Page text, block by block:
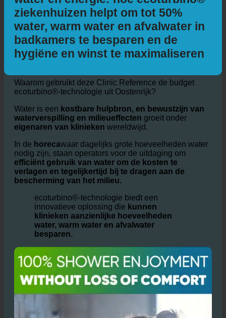
Klinieken en duurzaamheid van
water en energie: hoe ecoturbino®
ziekenhuizen helpt om tot 50%
water, warm water en afvalwater in
badkamers te besparen en de
hygiëne en winst te maximaliseren
Waarom gebruikt deze Clinic Reference de budget
ecoturbino®-technologie uit Oostenrijk?
Water is eenkostbare hulpbron, en bewustzijn van
waterverspilling en milieueffecten
groeit onder
eigenaren van kliniekenwereldwijd.
In dehorecawaar dagelijks grote hoeveelheden water
nodig zijn, staan operators voor de uitdaging om
efficiënt gebruik van water om de kosten te
verlagen en tegelijkertijd bij te dragen aan de
bescherming van het milieu.
ecoturbino®-technologie biedt een
innovatieve oplossing diekunnen
klinieken aanzienlijke hoeveelheden
water, warm water en afvalwater
besparen.